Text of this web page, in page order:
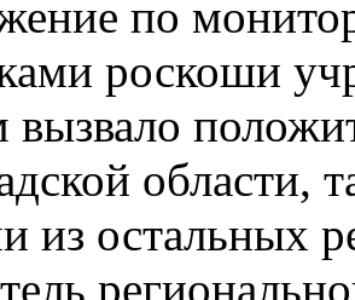
по
роскоши
вызвало
области,
из остальных